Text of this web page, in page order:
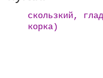
скользкий,
кopка)